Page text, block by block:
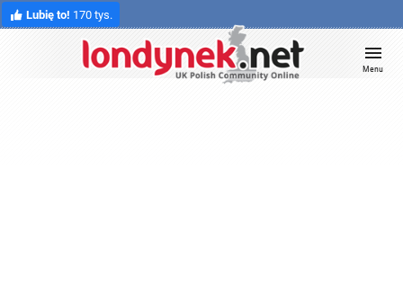
Lubię to! 170 tys.
Menu